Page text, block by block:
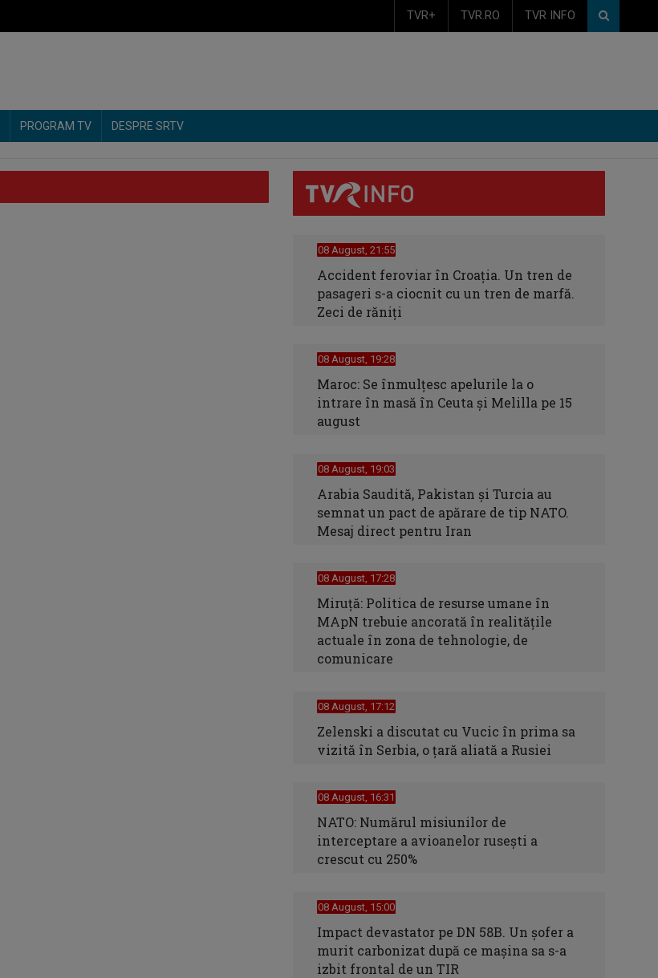
TVR+ TVR.RO TVR INFO
PROGRAM TV DESPRE SRTV
08 August, 21:55
Accident feroviar în Croația. Un tren de
pasageri s-a ciocnit cu un tren de marfă.
Zeci de răniți
08 August, 19:28
Maroc: Se înmulţesc apelurile la o
intrare în masă în Ceuta şi Melilla pe 15
august
08 August, 19:03
Arabia Saudită, Pakistan și Turcia au
semnat un pact de apărare de tip NATO.
Mesaj direct pentru Iran
08 August, 17:28
Miruță: Politica de resurse umane în
MApN trebuie ancorată în realitățile
actuale în zona de tehnologie, de
comunicare
08 August, 17:12
Zelenski a discutat cu Vucic în prima sa
vizită în Serbia, o ţară aliată a Rusiei
08 August, 16:31
NATO: Numărul misiunilor de
interceptare a avioanelor ruseşti a
crescut cu 250%
08 August, 15:00
Impact devastator pe DN 58B. Un șofer a
murit carbonizat după ce mașina sa s-a
izbit frontal de un TIR